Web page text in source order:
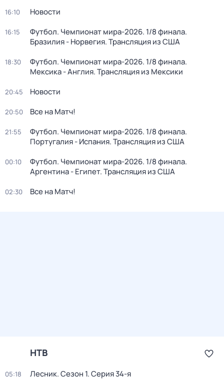
16:10 Новости
16:15
Футбол. Чемпионат мира-2026. 1/8 финала.
Бразилия - Норвегия. Трансляция из США
18:30
Футбол. Чемпионат мира-2026. 1/8 финала.
Мексика - Англия. Трансляция из Мексики
20:45 Новости
20:50 Все на Матч!
21:55
Футбол. Чемпионат мира-2026. 1/8 финала.
Португалия - Испания. Трансляция из США
00:10
Футбол. Чемпионат мира-2026. 1/8 финала.
Аргентина - Египет. Трансляция из США
02:30 Все на Матч!
НТВ
05:18 Лесник. Сезон 1. Серия 34-я